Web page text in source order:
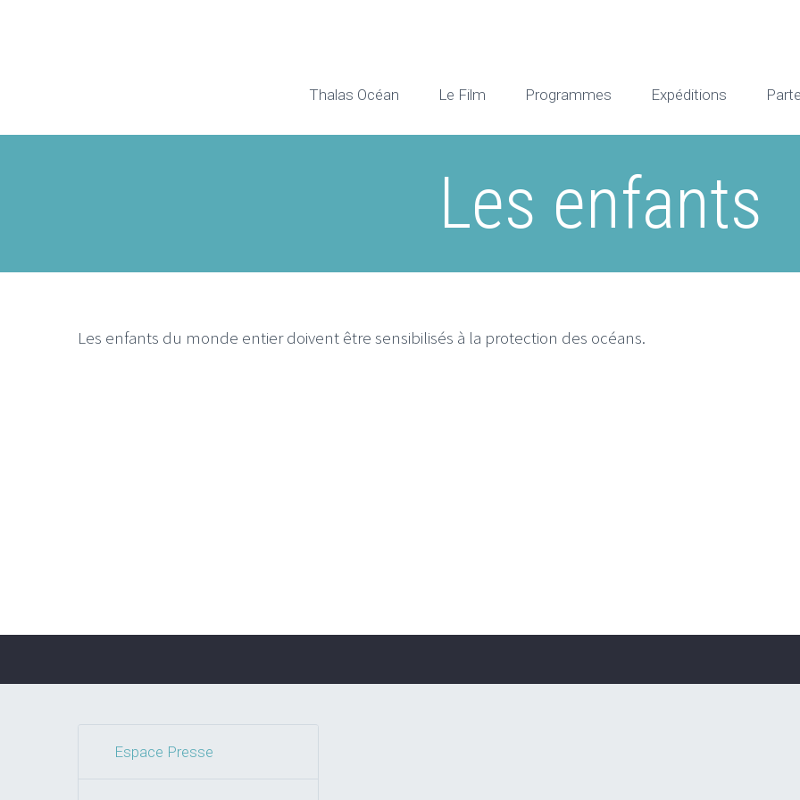
Thalas Océan Le Film Programmes Expéditions
Les enfants
Les enfants du monde entier doivent être sensibilisés à la protection des océans.
Espace Presse